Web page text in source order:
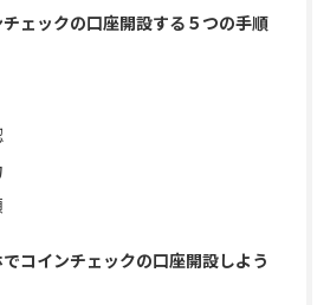
ェックの口座開設する５つの手順
コインチェックの口座開設しよう